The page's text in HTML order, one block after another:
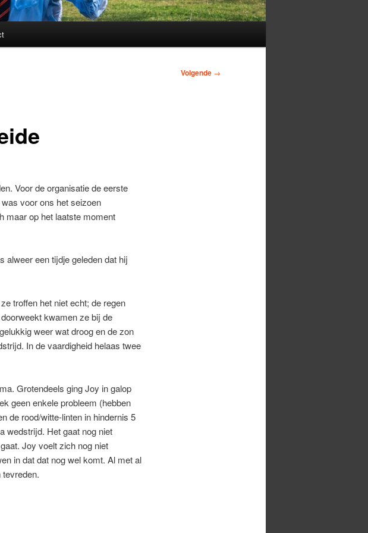
Volgende →
Voor de organisatie de eerste
voor ons het seizoen
maar op het laatste moment
alweer een tijdje geleden dat hij
troffen het niet echt; de regen
kwamen ze bij de
weer wat droog en de zon
In de vaardigheid helaas twee
Grotendeels ging Joy in galop
geen enkele probleem (hebben
de rood/witte-linten in hindernis 5
wedstrijd. Het gaat nog niet
Joy voelt zich nog niet
in dat dat nog wel komt. Al met al